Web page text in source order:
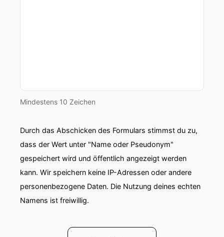
Mindestens 10 Zeichen
Durch das Abschicken des Formulars stimmst du zu,
dass der Wert unter "Name oder Pseudonym"
gespeichert wird und öffentlich angezeigt werden
kann. Wir speichern keine IP-Adressen oder andere
personenbezogene Daten. Die Nutzung deines echten
Namens ist freiwillig.